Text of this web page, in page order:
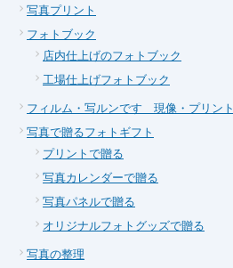
写真プリント
フォトブック
店内仕上げのフォトブック
工場仕上げフォトブック
フィルム・写ルンです 現像・プリント
写真で贈るフォトギフト
プリントで贈る
写真カレンダーで贈る
写真パネルで贈る
オリジナルフォトグッズで贈る
写真の整理